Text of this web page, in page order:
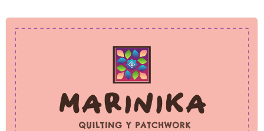
REFUND POLICY
© 2025 Marinika
All rights reserved